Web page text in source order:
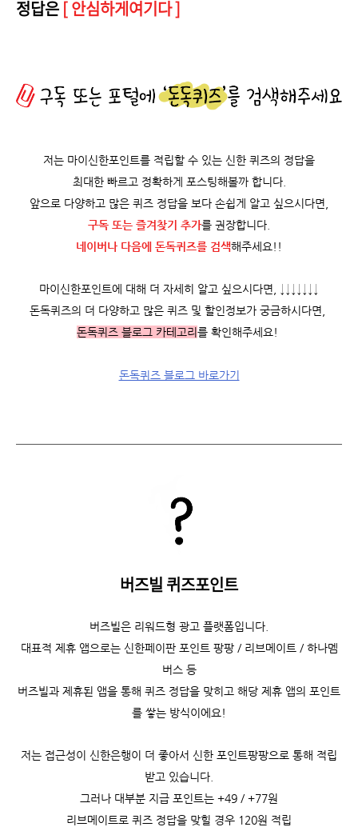
정답은 [ 안심하게여기다 ]
저는 마이신한포인트를 적립할 수 있는 신한 퀴즈의 정답을
최대한 빠르고 정확하게 포스팅해볼까 합니다.
앞으로 다양하고 많은 퀴즈 정답을 보다 손쉽게 알고 싶으시다면,
구독 또는 즐겨찾기 추가를 권장합니다.
네이버나 다음에 돈독퀴즈를 검색해주세요!!
마이신한포인트에 대해 더 자세히 알고 싶으시다면, ↓↓↓↓↓↓↓
돈독퀴즈의 더 다양하고 많은 퀴즈 및 할인정보가 궁금하시다면,
돈독퀴즈 블로그 카테고리를 확인해주세요!
돈독퀴즈 블로그 바로가기
버즈빌 퀴즈포인트
버즈빌은 리워드형 광고 플랫폼입니다.
대표적 제휴 앱으로는 신한페이판 포인트 팡팡 / 리브메이트 / 하나멤
버스 등
버즈빌과 제휴된 앱을 통해 퀴즈 정답을 맞히고 해당 제휴 앱의 포인트
를 쌓는 방식이에요!
저는 접근성이 신한은행이 더 좋아서 신한 포인트팡팡으로 통해 적립
받고 있습니다.
그러나 대부분 지급 포인트는 +49 / +77원
리브메이트로 퀴즈 정답을 맞힐 경우 120원 적립